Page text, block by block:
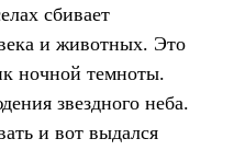
сбивает
и животных. Это
ночной темноты.
звездного неба.
и вот выдался